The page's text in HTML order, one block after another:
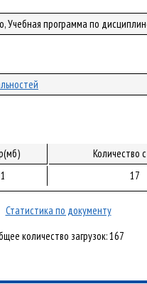
Учебная программа по
Количество
17
Статистика по документу
количество загрузок: 167